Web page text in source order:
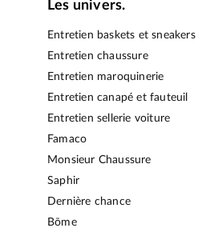
Les univers.
Entretien baskets et sneakers
Entretien chaussure
Entretien maroquinerie
Entretien canapé et fauteuil
Entretien sellerie voiture
Famaco
Monsieur Chaussure
Saphir
Dernière chance
Bōme